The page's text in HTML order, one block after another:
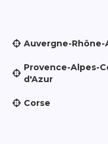
Auvergne-Rhône-
Provence-Alpes-
d'Azur
Corse